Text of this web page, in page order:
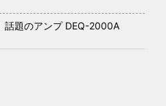
話題のアンプ DEQ-2000A